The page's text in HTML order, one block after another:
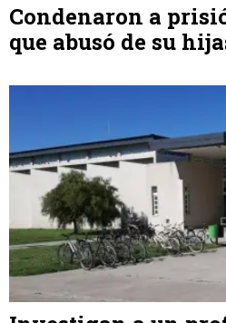
Condenaron a
que abusó de su